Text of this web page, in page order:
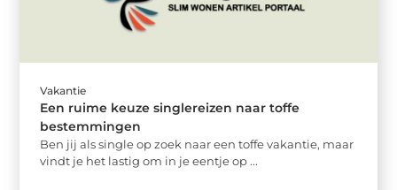
Vakantie
Een ruime keuze singlereizen naar toffe
bestemmingen
Ben jij als single op zoek naar een toffe vakantie, maar
vindt je het lastig om in je eentje op ...